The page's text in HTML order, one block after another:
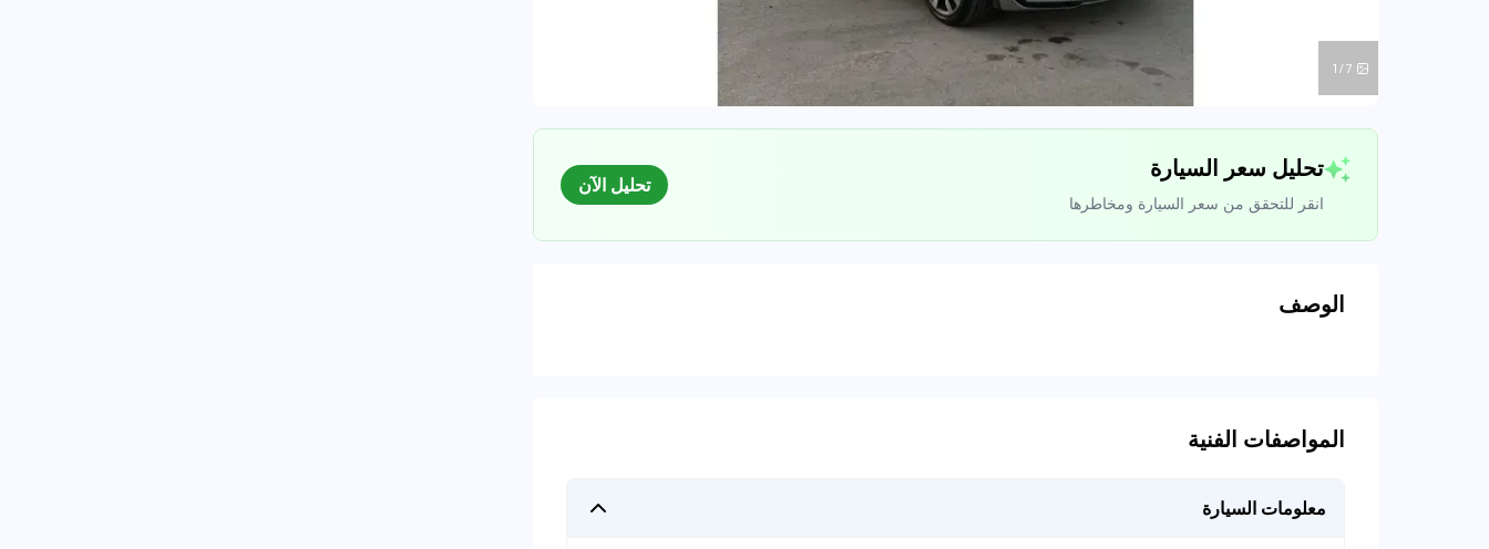
1/7
تحليل سعر السيارة
انقر للتحقق من سعر السيارة ومخاطرها
تحليل الآن
الوصف
المواصفات الفنية
معلومات السيارة